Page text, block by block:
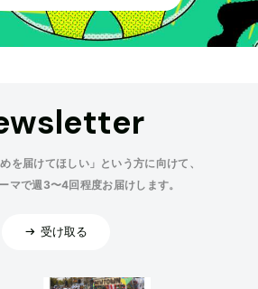
を届けてほしい」という方に向けて、
マで週3〜4回程度お届けします。
受け取る